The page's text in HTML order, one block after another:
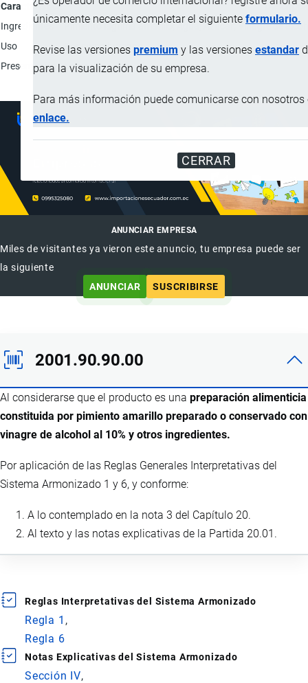
únicamente necesita completar el siguiente formulario.
Revise las versiones premium y las versiones estandar
para la visualización de su empresa.
Para más información puede comunicarse con nosotros
enlace.
CERRAR
Característica
Ingredientes
Pimiento lágrima amarillo; Agua; Azúcar; Vinagre de
Uso
Consumo humano.
Presentación
Latas.
ANUNCIAR EMPRESA
Miles de visitantes ya vieron este anuncio, tu empresa puede ser
la siguiente
ANUNCIAR
SUSCRIBIRSE
2001.90.90.00
Al considerarse que el producto es una preparación alimenticia
constituida por pimiento amarillo preparado o conservado con
vinagre de alcohol al 10% y otros ingredientes.
Por aplicación de las Reglas Generales Interpretativas del
Sistema Armonizado 1 y 6, y conforme:
A lo contemplado en la nota 3 del Capítulo 20.
Al texto y las notas explicativas de la Partida 20.01.
Reglas Interpretativas del Sistema Armonizado
Regla 1
Regla 6
Notas Explicativas del Sistema Armonizado
Sección IV